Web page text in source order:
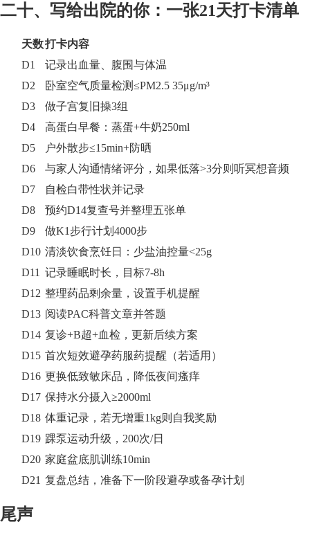
二十、写给出院的你：一张21天打卡清单
天数打卡内容
D1
记录出血量、腹围与体温
D2
卧室空气质量检测≤PM2.5 35μg/m³
D3
做子宫复旧操3组
D4
高蛋白早餐：蒸蛋+牛奶250ml
D5
户外散步≤15min+防晒
D6
与家人沟通情绪评分，如果低落>3分则听冥想音频
D7
自检白带性状并记录
D8
预约D14复查号并整理五张单
D9
做K1步行计划4000步
D10 清淡饮食烹饪日：少盐油控量<25g
D11 记录睡眠时长，目标7-8h
D12 整理药品剩余量，设置手机提醒
D13 阅读PAC科普文章并答题
D14 复诊+B超+血检，更新后续方案
D15 首次短效避孕药服药提醒（若适用）
D16 更换低致敏床品，降低夜间瘙痒
D17 保持水分摄入≥2000ml
D18 体重记录，若无增重1kg则自我奖励
D19 踝泵运动升级，200次/日
D20 家庭盆底肌训练10min
D21 复盘总结，准备下一阶段避孕或备孕计划
尾声